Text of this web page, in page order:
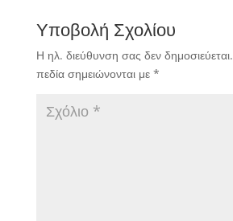
Υποβολή Σχολίου
Η ηλ. διεύθυνση σας δεν δημοσιεύεται.
πεδία σημειώνονται με *